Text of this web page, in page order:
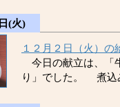
(火)
１２月２日（火）の
今日の献立は、「
り」でした。 煮込